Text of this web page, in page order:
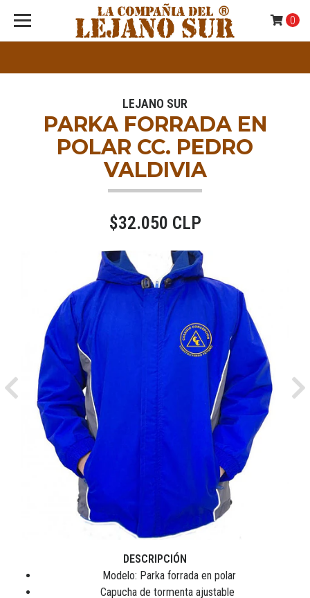
0
LEJANO SUR
PARKA FORRADA EN
POLAR CC. PEDRO
VALDIVIA
$32.050 CLP
Previous
DESCRIPCIÓN
Modelo: Parka forrada en polar
Capucha de tormenta ajustable